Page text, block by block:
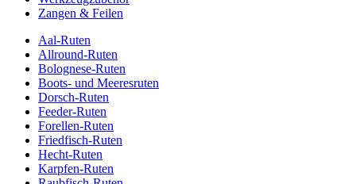
Zangen & Feilen
Aal-Ruten
Allround-Ruten
Bolognese-Ruten
Boots- und Meeresruten
Dorsch-Ruten
Feeder-Ruten
Forellen-Ruten
Friedfisch-Ruten
Hecht-Ruten
Karpfen-Ruten